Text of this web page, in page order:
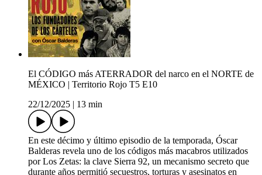
El CÓDIGO más ATERRADOR del narco en el NORTE de
MÉXICO | Territorio Rojo T5 E10
22/12/2025
13 min
En este décimo y último episodio de la temporada, Óscar
Balderas revela uno de los códigos más macabros utilizados
por Los Zetas: la clave Sierra 92, un mecanismo secreto que
durante años permitió secuestros, torturas y asesinatos en